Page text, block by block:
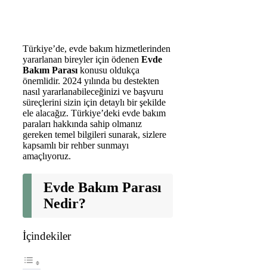
Türkiye’de, evde bakım hizmetlerinden
yararlanan bireyler için ödenen Evde
Bakım Parası konusu oldukça
önemlidir. 2024 yılında bu destekten
nasıl yararlanabileceğinizi ve başvuru
süreçlerini sizin için detaylı bir şekilde
ele alacağız. Türkiye’deki evde bakım
paraları hakkında sahip olmanız
gereken temel bilgileri sunarak, sizlere
kapsamlı bir rehber sunmayı
amaçlıyoruz.
Evde Bakım Parası
Nedir?
İçindekiler